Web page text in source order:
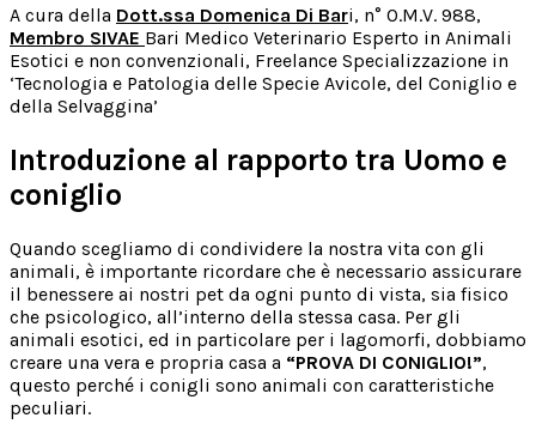
A cura della Dott.ssa Domenica Di Bari, n° O.M.V. 988,
Membro SIVAE Bari Medico Veterinario Esperto in Animali
Esotici e non convenzionali, Freelance Specializzazione in
‘Tecnologia e Patologia delle Specie Avicole, del Coniglio e
della Selvaggina’
Introduzione al rapporto tra Uomo e
coniglio
Quando scegliamo di condividere la nostra vita con gli
animali, è importante ricordare che è necessario assicurare
il benessere ai nostri pet da ogni punto di vista, sia fisico
che psicologico, all’interno della stessa casa. Per gli
animali esotici, ed in particolare per i lagomorfi, dobbiamo
creare una vera e propria casa a “PROVA DI CONIGLIO!”,
questo perché i conigli sono animali con caratteristiche
peculiari.